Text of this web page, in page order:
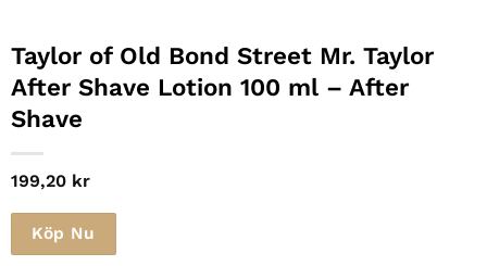
Taylor of Old Bond Street Mr. Taylor
After Shave Lotion 100 ml – After
Shave
199,20 kr
Köp Nu